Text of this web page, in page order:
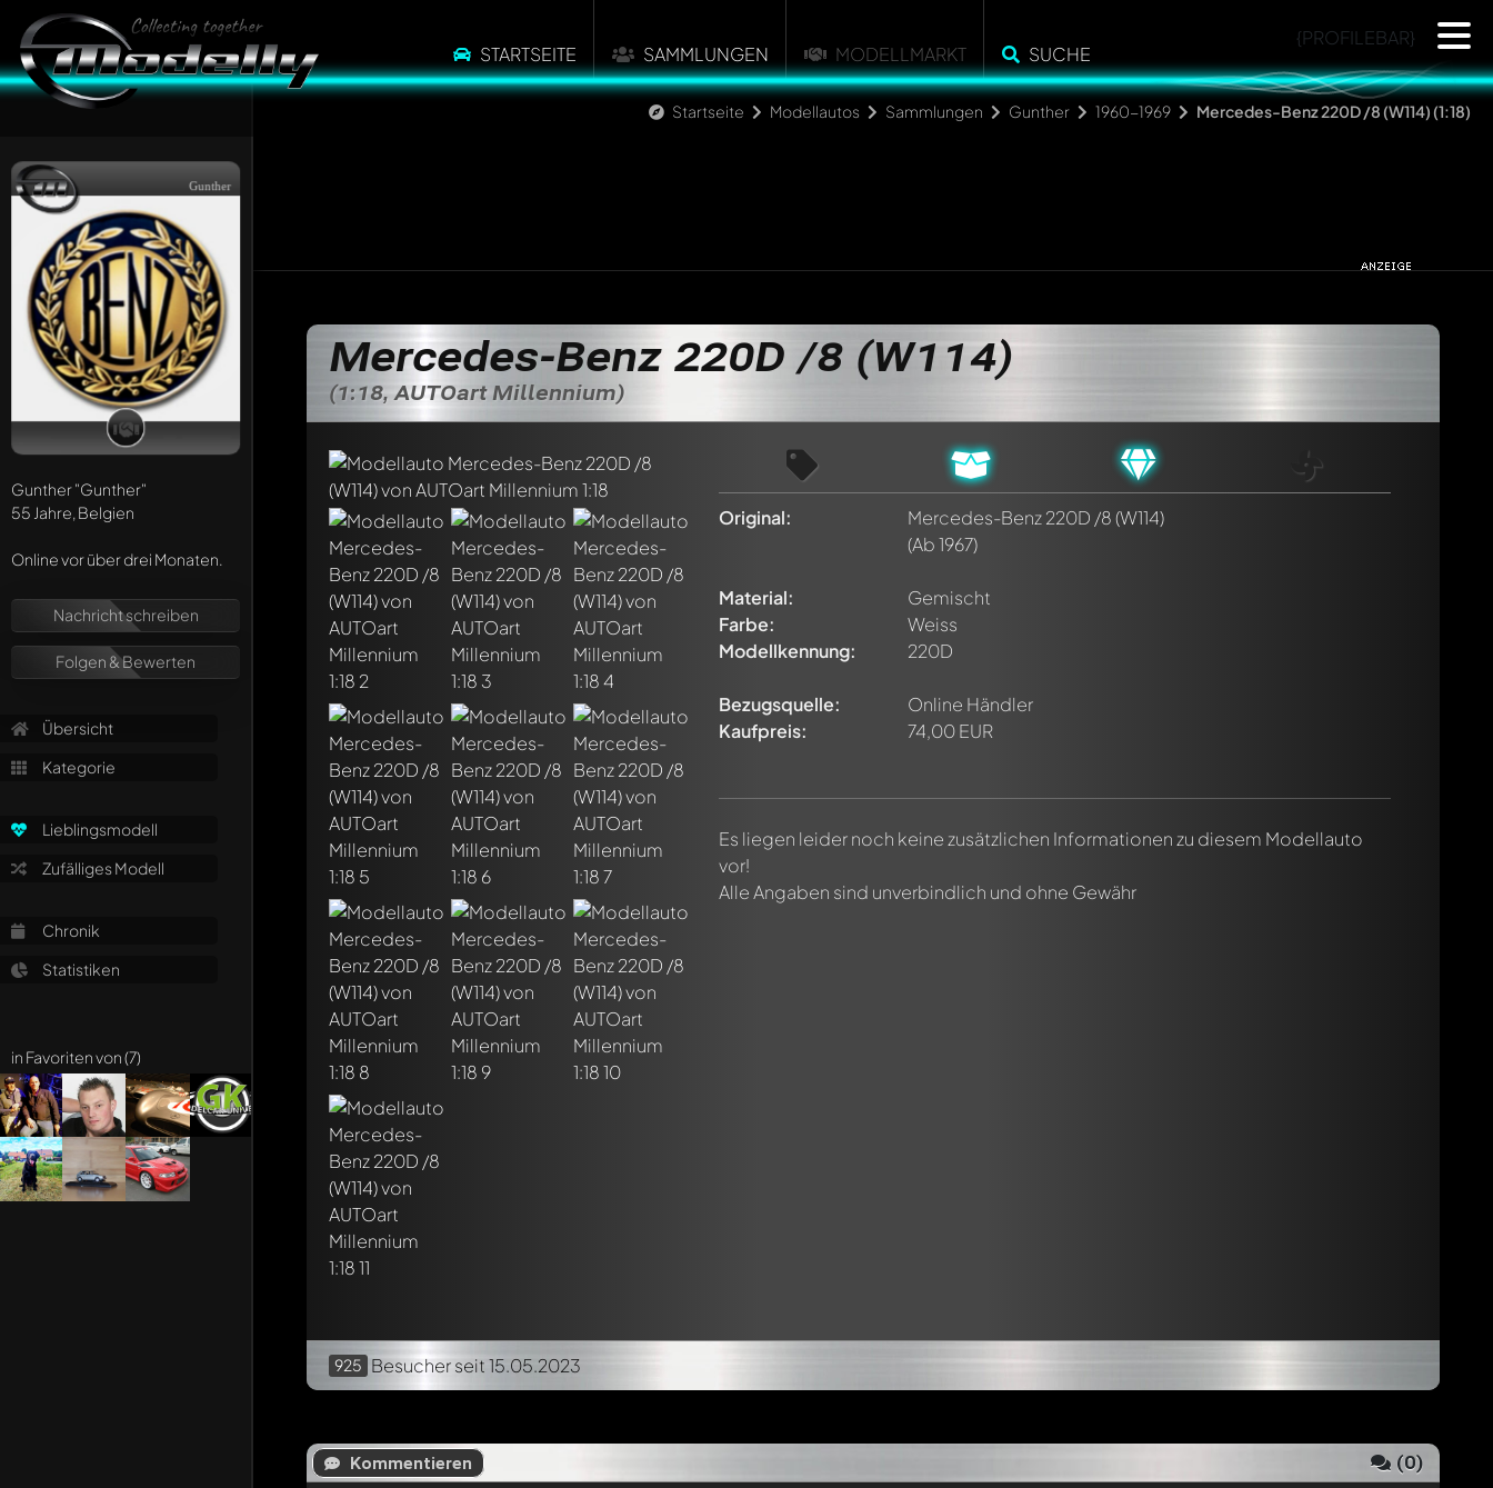
STARTSEITE SAMMLUNGEN MODELLMARKT SUCHE
{PROFILEBAR}
Startseite Modellautos Sammlungen Gunther 1960-1969 Mercedes-Benz 220D /8 (W114) (1:18)
Gunther
Gunther"Gunther"
55 Jahre, Belgien
Online vor über drei Monaten.
Nachricht schreiben
Folgen & Bewerten
Übersicht
Kategorie
Lieblingsmodell
Zufälliges Modell
Chronik
Statistiken
in Favoriten von (7)
Mercedes-Benz 220D /8 (W114)
(1:18, AUTOart Millennium)
Original:
Mercedes-Benz 220D /8 (W114)
(Ab 1967)
Material:
Gemischt
Farbe:
Weiss
Modellkennung:
220D
Bezugsquelle:
Online Händler
Kaufpreis:
74,00 EUR
Es liegen leider noch keine zusätzlichen Informationen zu diesem Modellauto
vor!
Alle Angaben sind unverbindlich und ohne Gewähr
925 Besucherseit 15.05.2023
Kommentieren (0)
Schreibe jetzt einen ersten Kommentar zu diesem Modell!
Jeder Kommentar kann von allen Mitgliedern diskutiert werden. Es ist wie ein Chat.
Erwähne andere Modelly-Mitglieder durch die Verwendung eines@in deiner Nachricht. Sie werden dann automatisch darüber informiert.